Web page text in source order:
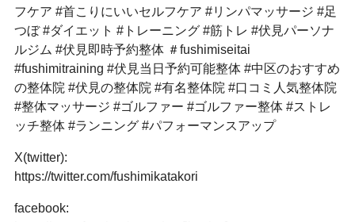
フケア #首こりにいいセルフケア #リンパマッサージ #足
つぼ #ダイエット #トレーニング #筋トレ #伏見パーソナ
ルジム #伏見即時予約整体 ＃fushimiseitai
#fushimitraining #伏見当日予約可能整体 #中区のおすすめ
の整体院 #伏見の整体院 #有名整体院 #口コミ人気整体院
#整体マッサージ #ゴルファー #ゴルファー整体 #ストレ
ッチ整体 #ランニング #パフォーマンスアップ
X(twitter):
https://twitter.com/fushimikatakori
facebook: